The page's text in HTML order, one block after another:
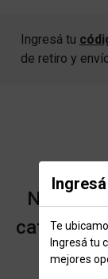
Te
Ingresá tu
mejores
Ingresá tu
de retiro y
No
categoría